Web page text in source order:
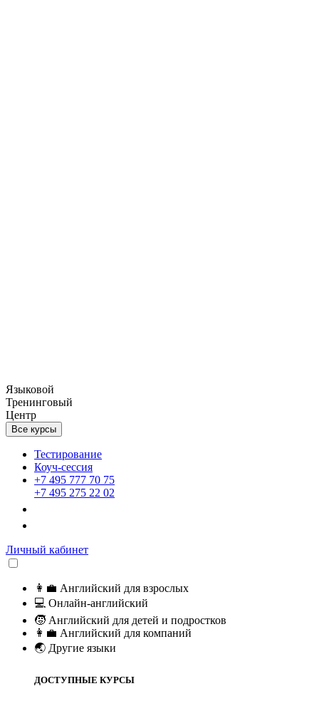
Языковой
Тренинговый
Центр
Все курсы
Тестирование
Коуч-сессия
+7 495 777 70 75
+7 495 275 22 02
Личный кабинет
👩‍💼 Английский для взрослых
💻 Онлайн-английский
🧒 Английский для детей и подростков
👩‍💼 Английский для компаний
🌏 Другие языки
ДОСТУПНЫЕ КУРСЫ